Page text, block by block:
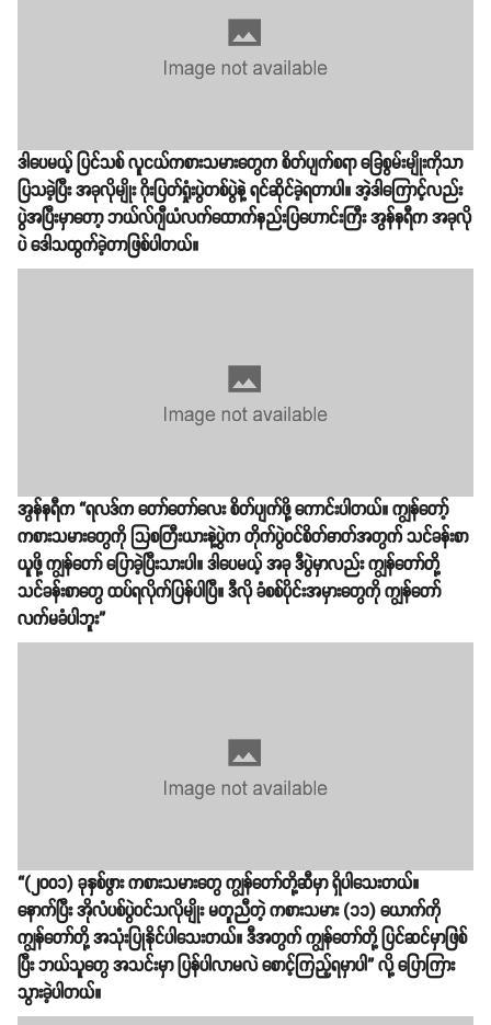
ဒါပေမယ့် ပြင်သစ် လူငယ်ကစားသမားတွေက စိတ်ပျက်စရာ ခြေစွမ်းမျိုးကိုသာ
ပြသခဲ့ပြီး အခုလိုမျိုး ဂိုးပြတ်ရှုံးပွဲတစ်ပွဲနဲ့ ရင်ဆိုင်ခဲ့ရတာပါ။ အဲ့ဒါကြောင့်လည်း
ပွဲအပြီးမှာတော့ ဘယ်လ်ဂျီယံလက်ထောက်နည်းပြဟောင်းကြီး အွန်နရီက အခုလို
ပဲ​ ဒေါသထွက်ခဲ့တာဖြစ်ပါတယ်။
အွန်နရီက “ရလဒ်က တော်တော်လေး စိတ်ပျက်ဖို့ ကောင်းပါတယ်။ ကျွန်တော့်
ကစားသမားတွေကို သြစတြီးယားနဲ့ပွဲက တိုက်ပွဲဝင်စိတ်ဓာတ်အတွက် သင်ခန်းစာ
ယူဖို့ ကျွန်တော် ပြောခဲ့ပြီးသားပါ။ ဒါပေမယ့် အခု ဒီပွဲမှာလည်း ကျွန်တော်တို့
သင်ခန်းစာတွေ ထပ်ရလိုက်ပြန်ပါပြီ။ ဒီလို ခံစစ်ပိုင်းအမှားတွေကို ကျွန်တော်
လက်မခံပါဘူး”
“(၂၀၀၁) ခုနှစ်ဖွား ကစားသမားတွေ ကျွန်တော်တို့ဆီမှာ ရှိပါသေးတယ်။
နောက်ပြီး အိုလံပစ်ပွဲဝင်သလိုမျိုး မတူညီတဲ့ ကစားသမား (၁၁)​ ယောက်ကို
ကျွန်တော်တို့ အသုံးပြုနိုင်ပါသေးတယ်။ ဒီအတွက် ကျွန်တော်တို့ ပြင်ဆင်မှာဖြစ်
ပြီး ဘယ်သူတွေ အသင်းမှာ ပြန်ပါလာမလဲ စောင့်ကြည့်ရမှာပါ” လို့ ပြောကြား
သွားခဲ့ပါတယ်။